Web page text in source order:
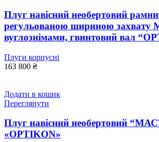
Плуг навісний необертовий
регульованою шириною
вуглознімами, гвинтовий вал
Плуги корпусні
163 800 ₴
Додати в кошик
Переглянути
Плуг навісний необертовий
«OPTIKON»